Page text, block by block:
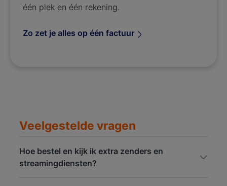
één plek en één rekening.
Zo zet je alles op één factuur
Veelgestelde vragen
Hoe bestel en kijk ik extra zenders en
streamingdiensten?